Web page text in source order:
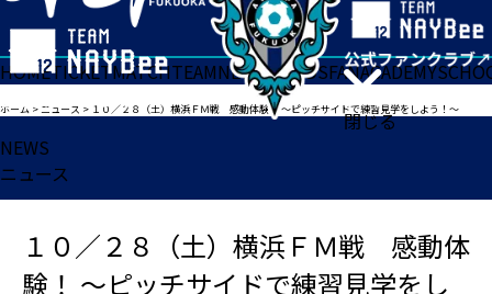
閉じる
HOMETICKETMATCHTEAMNEWSGOODSFANACADEMY
ホーム >ニュース > １０／２８（土）横浜ＦＭ戦 感動体験！ ～ピッチサイドで練習見学をしよう！～
NEWS
ニュース
１０／２８（土）横浜ＦＭ戦 感動体
験！ ～ピッチサイドで練習見学をし